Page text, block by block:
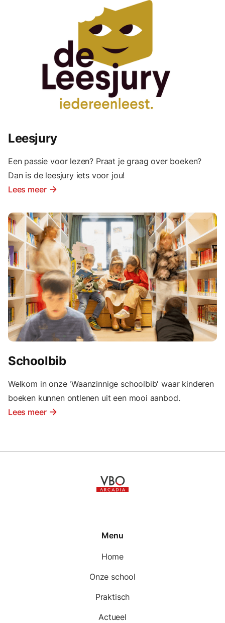
Leesjury
Een passie voor lezen? Praat je graag over boeken?
Dan is de leesjury iets voor jou!
Lees meer arrow_forward
Schoolbib
Welkom in onze 'Waanzinnige schoolbib' waar kinderen
boeken kunnen ontlenen uit een mooi aanbod.
Lees meer arrow_forward
Menu
Home
Onze school
Praktisch
Actueel